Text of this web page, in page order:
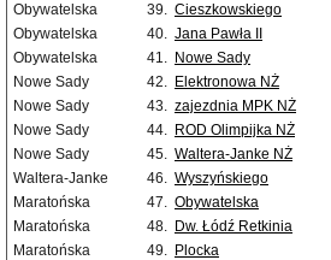
Obywatelska
39. Cieszkowskiego
Obywatelska
40. Jana Pawła II
Obywatelska
41. Nowe Sady
Nowe Sady
42. Elektronowa NŻ
Nowe Sady
43. zajezdnia MPK NŻ
Nowe Sady
44. ROD Olimpijka NŻ
Nowe Sady
45. Waltera-Janke NŻ
Waltera-Janke
46. Wyszyńskiego
Maratońska
47. Obywatelska
Maratońska
48. Dw. Łódź Retkinia
Maratońska
49. Plocka